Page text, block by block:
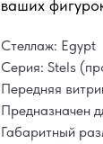
ваших
Стеллаж: Egypt
Серия: Stels
Передняя
Предназначен
Габаритный